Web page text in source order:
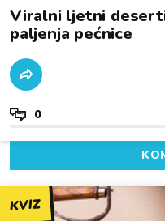
Viralni ljetni
paljenja pećnice
0
KVIZ